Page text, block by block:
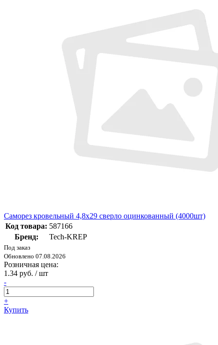
Саморез кровельный 4,8x29 сверло оцинкованный (4000шт)
Код товара: 587166
Бренд:
Tech-KREP
Под заказ
Обновлено 07.08.2026
Розничная цена:
1.34 руб. / шт
-
+
Купить